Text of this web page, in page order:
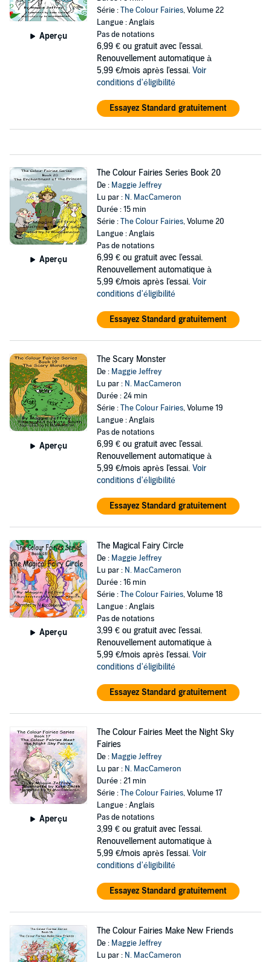
Aperçu
Série :The Colour Fairies, Volume 22
Langue : Anglais
Pas de notations
6,99 € ou gratuit avec l'essai.
Renouvellement automatique à
5,99 €/mois après l'essai. Voir
conditions d'éligibilité
Essayez Standard gratuitement
Aperçu
The Colour Fairies Series Book 20
De : Maggie Jeffrey
Lu par : N. MacCameron
Durée : 15 min
Série :The Colour Fairies, Volume 20
Langue : Anglais
Pas de notations
6,99 € ou gratuit avec l'essai.
Renouvellement automatique à
5,99 €/mois après l'essai. Voir
conditions d'éligibilité
Essayez Standard gratuitement
Aperçu
The Scary Monster
De : Maggie Jeffrey
Lu par : N. MacCameron
Durée : 24 min
Série :The Colour Fairies, Volume 19
Langue : Anglais
Pas de notations
6,99 € ou gratuit avec l'essai.
Renouvellement automatique à
5,99 €/mois après l'essai. Voir
conditions d'éligibilité
Essayez Standard gratuitement
Aperçu
The Magical Fairy Circle
De : Maggie Jeffrey
Lu par : N. MacCameron
Durée : 16 min
Série :The Colour Fairies, Volume 18
Langue : Anglais
Pas de notations
3,99 € ou gratuit avec l'essai.
Renouvellement automatique à
5,99 €/mois après l'essai. Voir
conditions d'éligibilité
Essayez Standard gratuitement
Aperçu
The Colour Fairies Meet the Night Sky
Fairies
De : Maggie Jeffrey
Lu par : N. MacCameron
Durée : 21 min
Série :The Colour Fairies, Volume 17
Langue : Anglais
Pas de notations
3,99 € ou gratuit avec l'essai.
Renouvellement automatique à
5,99 €/mois après l'essai. Voir
conditions d'éligibilité
Essayez Standard gratuitement
The Colour Fairies Make New Friends
De : Maggie Jeffrey
Lu par : N. MacCameron